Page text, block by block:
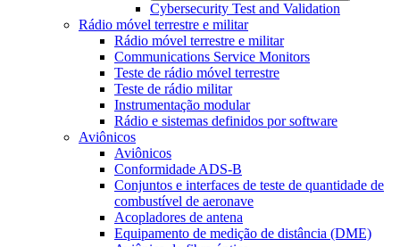
Cybersecurity Test and Validation
Rádio móvel terrestre e militar
Rádio móvel terrestre e militar
Communications Service Monitors
Teste de rádio móvel terrestre
Teste de rádio militar
Instrumentação modular
Rádio e sistemas definidos por software
Aviônicos
Aviônicos
Conformidade ADS-B
Conjuntos e interfaces de teste de quantidade de
combustível de aeronave
Acopladores de antena
Equipamento de medição de distância (DME)